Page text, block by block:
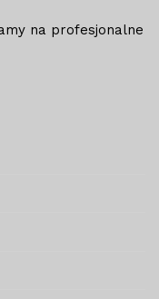
na profesjonalne